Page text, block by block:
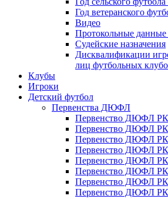
Год ветеранского
Видео
Протокольные данные
Судейские назначения
Дисквалификации
лиц футбольных
Клубы
Игроки
Детский футбол
Первенства ДЮФЛ
Первенство ДЮФЛ РК
Первенство ДЮФЛ РК
Первенство ДЮФЛ РК
Первенство ДЮФЛ РК
Первенство ДЮФЛ РК
Первенство ДЮФЛ РК
Первенство ДЮФЛ РК
Первенство ДЮФЛ РК